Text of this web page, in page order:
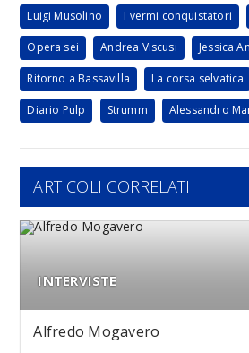
Luigi Musolino I vermi conquistatori
Opera sei Andrea Viscusi Jessica
Ritorno a Bassavilla La corsa selvatica
Diario Pulp Strumm Alessandro
ARTICOLI CORRELATI
INTERVISTE
Alfredo Mogavero